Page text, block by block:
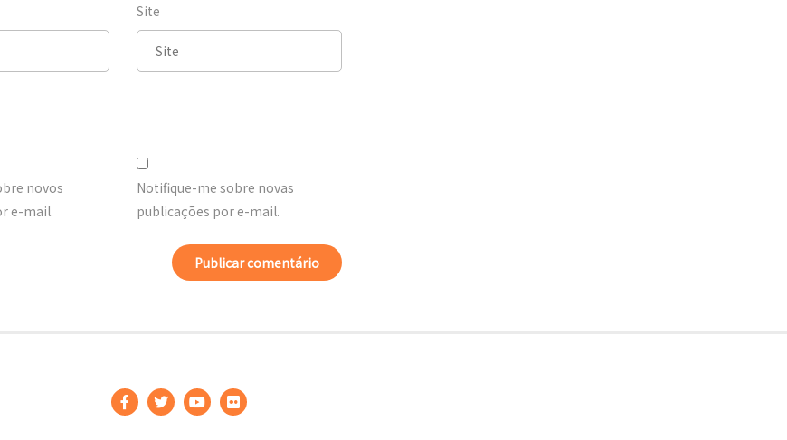
Site
novos
e-mail.
Notifique-me sobre novas
publicações por e-mail.